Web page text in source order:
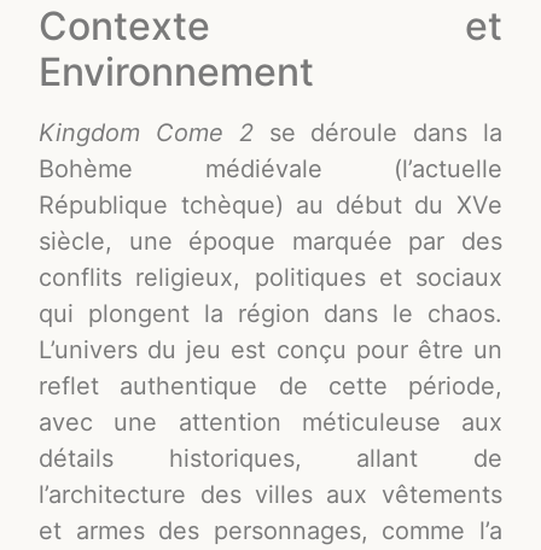
Contexte et
Environnement
Kingdom Come 2 se déroule dans la
Bohème médiévale (l’actuelle
République tchèque) au début du XVe
siècle, une époque marquée par des
conflits religieux, politiques et sociaux
qui plongent la région dans le chaos.
L’univers du jeu est conçu pour être un
reflet authentique de cette période,
avec une attention méticuleuse aux
détails historiques, allant de
l’architecture des villes aux vêtements
et armes des personnages, comme l’a